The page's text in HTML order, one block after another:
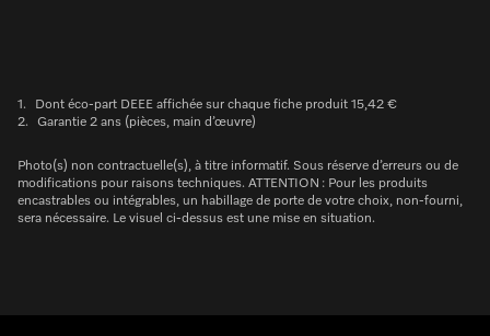
1.
Dont éco-part DEEE affichée sur chaque fiche produit 15,42 €
2.
Garantie 2 ans (pièces, main d’œuvre)
Photo(s) non contractuelle(s), à titre informatif. Sous réserve d’erreurs ou de
modifications pour raisons techniques. ATTENTION : Pour les produits
encastrables ou intégrables, un habillage de porte de votre choix, non-fourni,
sera nécessaire. Le visuel ci-dessus est une mise en situation.